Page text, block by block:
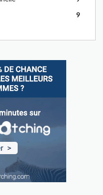
9